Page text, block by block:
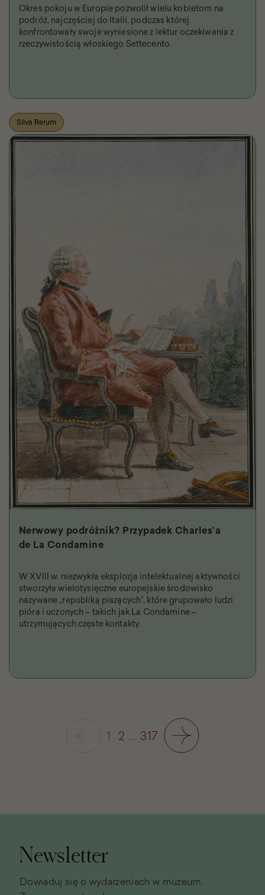
Okres pokoju w Europie pozwolił wielu kobietom na
podróż, najczęściej do Italii, podczas której
konfrontowały swoje wyniesione z lektur oczekiwania z
rzeczywistością włoskiego Settecento.
Silva Rerum
Nerwowy podróżnik? Przypadek Charles’a
de La Condamine
W XVIII w. niezwykła eksplozja intelektualnej aktywności
stworzyła wielotysięczne europejskie środowisko
nazywane „republiką piszących”, które grupowało ludzi
pióra i uczonych – takich jak La Condamine –
utrzymujących częste kontakty.
1 2 ... 317
Stopka
Newsletter
Dowiaduj się o wydarzeniach w muzeum.